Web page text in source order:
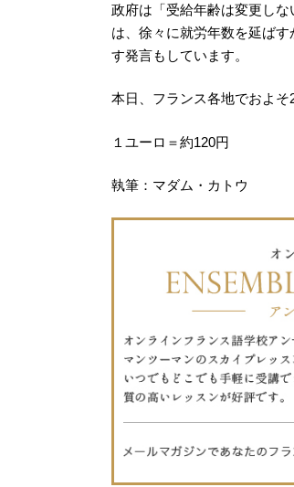
政府は「受給年齢は変更し
は、徐々に就労年数を延ば
す発言もしています。
本日、フランス各地でおよそ
１ユーロ＝約120円
執筆：マダム・カトウ